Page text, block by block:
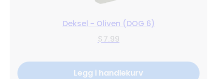
Deksel - Oliven (DOG 6)
$7.99
Legg i handlekurv